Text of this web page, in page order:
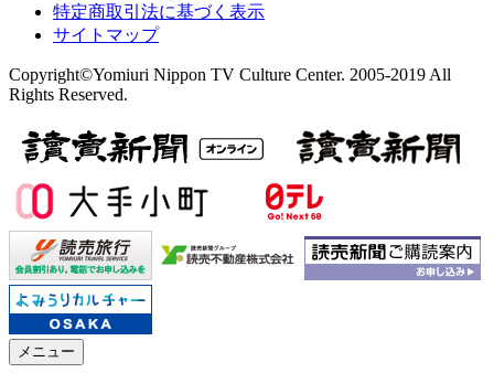
特定商取引法に基づく表示
サイトマップ
Copyright©Yomiuri Nippon TV Culture Center. 2005-2019 All
Rights Reserved.
メニュー